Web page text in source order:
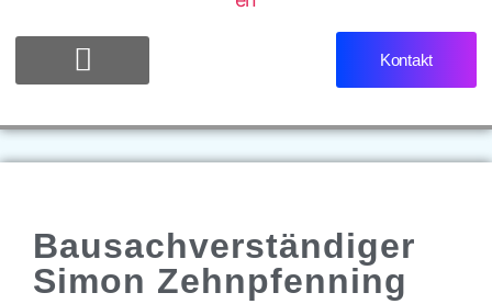
Kontakt
Bausachverständiger
Simon Zehnpfenning